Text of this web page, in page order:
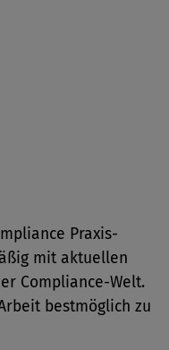
Praxis-
mit aktuellen
Compliance-Welt.
bestmöglich zu